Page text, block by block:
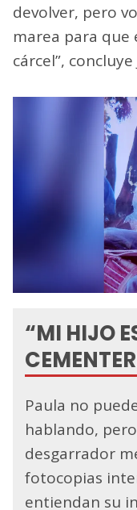
devolver, pero
marea para que
cárcel”,
“MI HIJO
Paula no
hablando,
desgarrador
fotocopias
entiendan su